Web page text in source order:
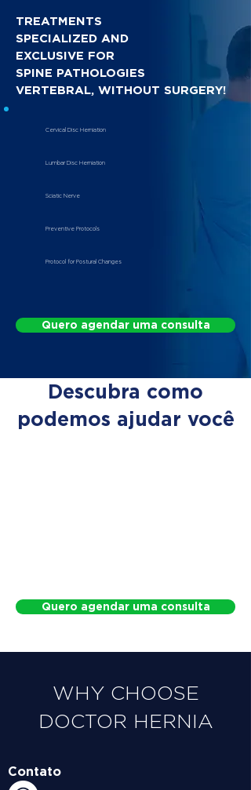
TREATMENTS
SPECIALIZED AND
EXCLUSIVE FOR
SPINE PATHOLOGIES
VERTEBRAL, WITHOUT SURGERY!
Cervical Disc Herniation
Lumbar Disc Herniation
Sciatic Nerve
Preventive Protocols
Protocol for Postural Changes
Quero agendar uma consulta
Descubra como
podemos ajudar você
Quero agendar uma consulta
WHY CHOOSE
DOCTOR HERNIA
Contato